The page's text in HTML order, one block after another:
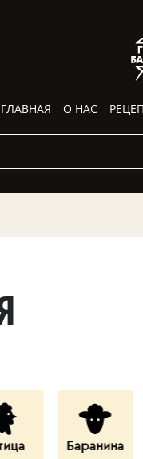
ГЛАВНАЯ О НАС
Баранина